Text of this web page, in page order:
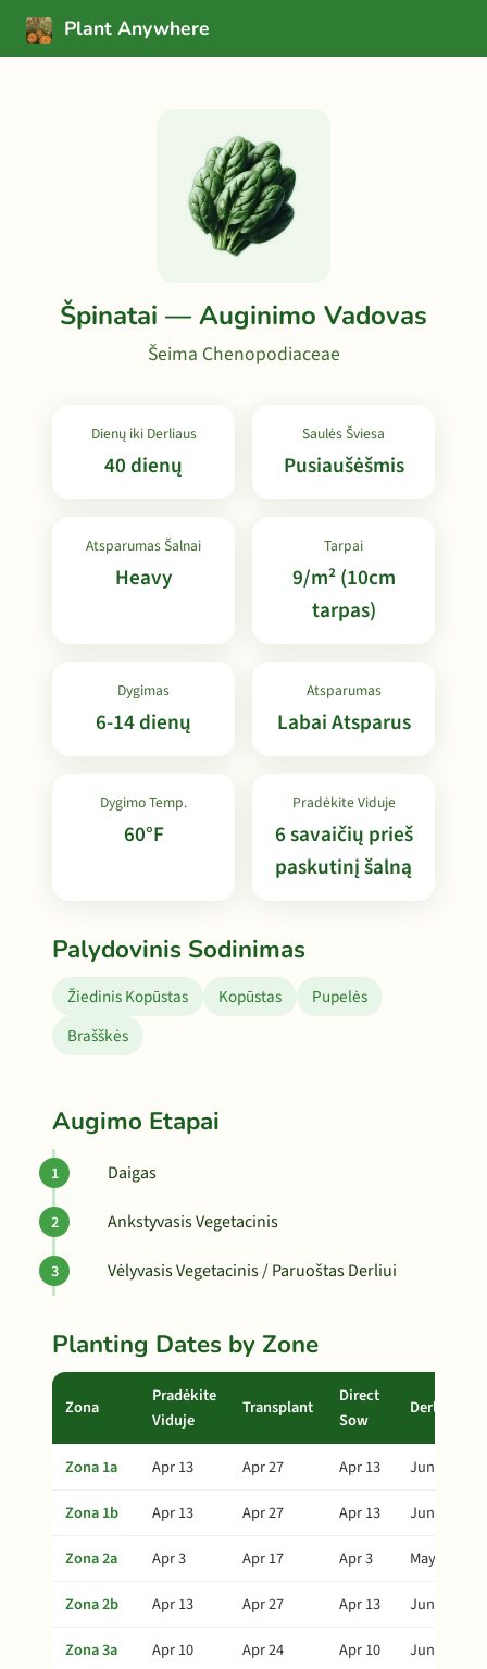
Plant Anywhere
Špinatai — Auginimo Vadovas
Šeima Chenopodiaceae
Dienų iki Derliaus
40 dienų
Saulės Šviesa
Pusiaušėšmis
Atsparumas Šalnai
Heavy
Tarpai
9/m² (10cm
tarpas)
Dygimas
6-14 dienų
Atsparumas
Labai Atsparus
Dygimo Temp.
60°F
Pradėkite Viduje
6 savaičių prieš
paskutinį šalną
Palydovinis Sodinimas
Žiedinis Kopūstas Kopūstas
Pupelės
Brašškės
Augimo Etapai
Daigas
Ankstyvasis Vegetacinis
Vėlyvasis Vegetacinis / Paruoštas Derliui
Planting Dates by Zone
Zona
Pradėkite
Viduje
Transplant
Direct
Sow
Derlius
Zona 1a Apr 13 Apr 27 Apr 13
Jun 6
Zona 1b
Apr 13 Apr 27 Apr 13
Jun 6
Zona 2a
Apr 3 Apr 17 Apr 3
May 27
Zona 2b
Apr 13 Apr 27 Apr 13
Jun 6
Zona 3a
Apr 10 Apr 24 Apr 10
Jun 3